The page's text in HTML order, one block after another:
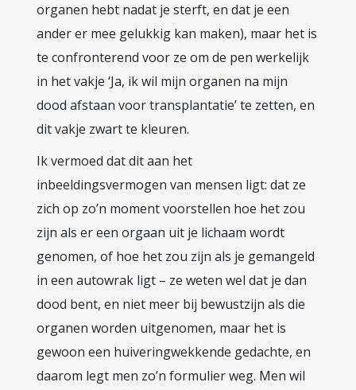
organen hebt nadat je sterft, en dat je een
ander er mee gelukkig kan maken), maar het is
te confronterend voor ze om de pen werkelijk
in het vakje ‘Ja, ik wil mijn organen na mijn
dood afstaan voor transplantatie’ te zetten, en
dit vakje zwart te kleuren.
Ik vermoed dat dit aan het
inbeeldingsvermogen van mensen ligt: dat ze
zich op zo’n moment voorstellen hoe het zou
zijn als er een orgaan uit je lichaam wordt
genomen, of hoe het zou zijn als je gemangeld
in een autowrak ligt – ze weten wel dat je dan
dood bent, en niet meer bij bewustzijn als die
organen worden uitgenomen, maar het is
gewoon een huiveringwekkende gedachte, en
daarom legt men zo’n formulier weg. Men wil